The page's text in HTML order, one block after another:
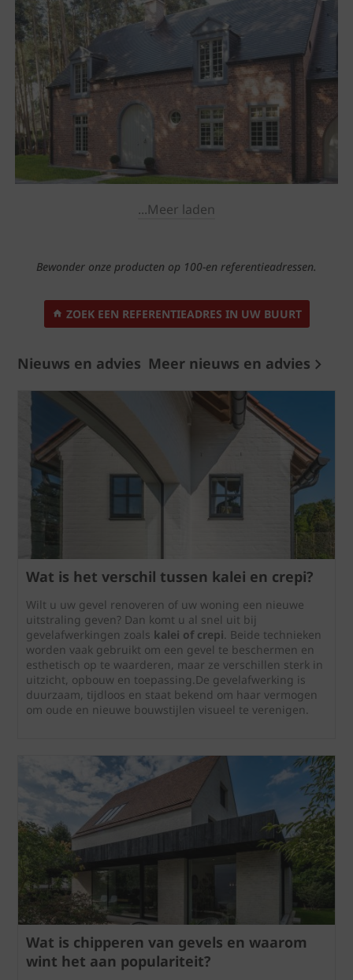
...Meer laden
Bewonder onze producten op 100-en referentieadressen.
ZOEK EEN REFERENTIEADRES IN UW BUURT
Nieuws en advies Meer nieuws en advies
Wat is het verschil tussen kalei en crepi?
Wilt u uw gevel renoveren of uw woning een nieuwe
uitstraling geven? Dan komt u al snel uit bij
gevelafwerkingen zoals kalei of crepi. Beide technieken
worden vaak gebruikt om een gevel te beschermen en
esthetisch op te waarderen, maar ze verschillen sterk in
uitzicht, opbouw en toepassing.De gevelafwerking is
duurzaam, tijdloos en staat bekend om haar vermogen
om oude en nieuwe bouwstijlen visueel te verenigen.
Wat is chipperen van gevels en waarom
wint het aan populariteit?